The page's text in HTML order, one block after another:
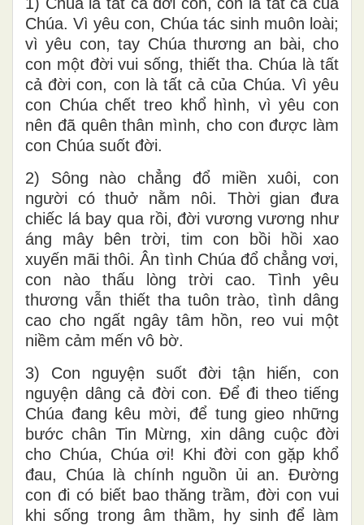
Chúa. Vì yêu con, Chúa tác sinh muôn loài;
vì yêu con, tay Chúa thương an bài, cho
con một đời vui sống, thiết tha. Chúa là tất
cả đời con, con là tất cả của Chúa. Vì yêu
con Chúa chết treo khổ hình, vì yêu con
nên đã quên thân mình, cho con được làm
con Chúa suốt đời.
2) Sông nào chẳng đổ miền xuôi, con
người có thuở nằm nôi. Thời gian đưa
chiếc lá bay qua rồi, đời vương vương như
áng mây bên trời, tim con bồi hồi xao
xuyến mãi thôi. Ân tình Chúa đổ chẳng vơi,
con nào thấu lòng trời cao. Tình yêu
thương vẫn thiết tha tuôn trào, tình dâng
cao cho ngất ngây tâm hồn, reo vui một
niềm cảm mến vô bờ.
3) Con nguyện suốt đời tận hiến, con
nguyện dâng cả đời con. Để đi theo tiếng
Chúa đang kêu mời, để tung gieo những
bước chân Tin Mừng, xin dâng cuộc đời
cho Chúa, Chúa ơi! Khi đời con gặp khổ
đau, Chúa là chính nguồn ủi an. Đường
con đi có biết bao thăng trầm, đời con vui
khi sống trong âm thầm, hy sinh để làm